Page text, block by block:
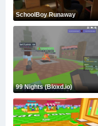
SchoolBoy Runaway
99 Nights (Bloxd.io)